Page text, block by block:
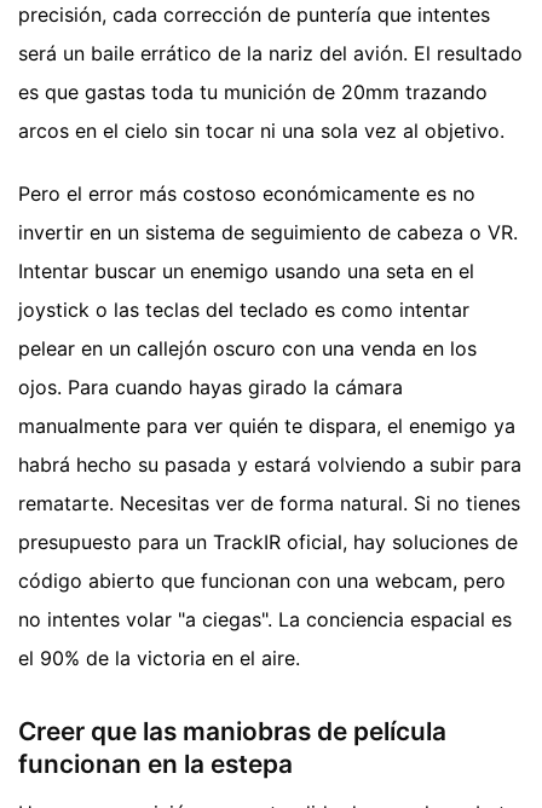
precisión, cada corrección de puntería que intentes
será un baile errático de la nariz del avión. El resultado
es que gastas toda tu munición de 20mm trazando
arcos en el cielo sin tocar ni una sola vez al objetivo.
Pero el error más costoso económicamente es no
invertir en un sistema de seguimiento de cabeza o VR.
Intentar buscar un enemigo usando una seta en el
joystick o las teclas del teclado es como intentar
pelear en un callejón oscuro con una venda en los
ojos. Para cuando hayas girado la cámara
manualmente para ver quién te dispara, el enemigo ya
habrá hecho su pasada y estará volviendo a subir para
rematarte. Necesitas ver de forma natural. Si no tienes
presupuesto para un TrackIR oficial, hay soluciones de
código abierto que funcionan con una webcam, pero
no intentes volar "a ciegas". La conciencia espacial es
el 90% de la victoria en el aire.
Creer que las maniobras de película
funcionan en la estepa